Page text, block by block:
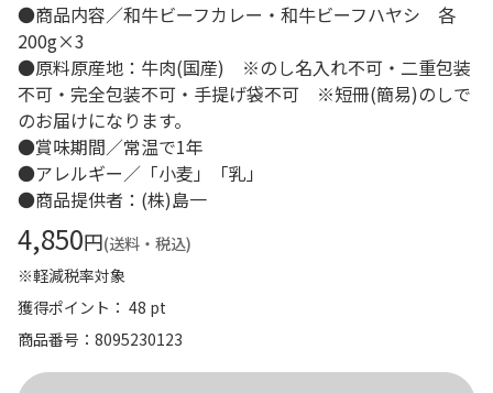
●商品内容／和牛ビーフカレー・和牛ビーフハヤシ 各
200g×3
●原料原産地：牛肉(国産) ※のし名入れ不可・二重包装
不可・完全包装不可・手提げ袋不可 ※短冊(簡易)のしで
のお届けになります。
●賞味期間／常温で1年
●アレルギー／「小麦」「乳」
●商品提供者：(株)島一
4,850円(送料・税込)
※軽減税率対象
獲得ポイント： 48 pt
商品番号
8095230123